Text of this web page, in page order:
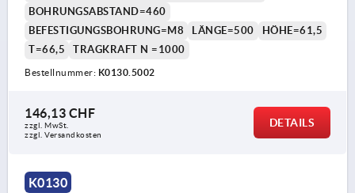
BOHRUNGSABSTAND=460
BEFESTIGUNGSBOHRUNG=M8
LÄNGE=500
HÖHE=61,5
T=66,5
TRAGKRAFT N =1000
Bestellnummer: K0130.5002
146,13 CHF
zzgl. MwSt.
zzgl. Versandkosten
DETAILS
K0130